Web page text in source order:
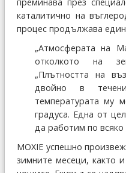
каталитично на
процес продължава един
„Атмосферата на
отколкото на
„Плътността на
двойно в
температурата му
градуса. Една от
да работим по
MOXIE успешно
зимните месеци, както